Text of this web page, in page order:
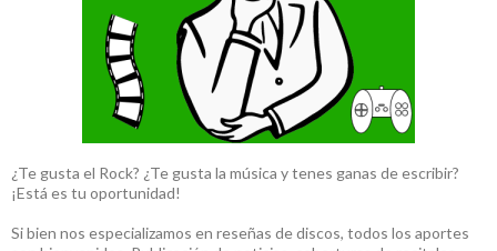
¿Te gusta el Rock? ¿Te gusta la música y tenes ganas de escribir?
¡Está es tu oportunidad!
Si bien nos especializamos en reseñas de discos, todos los aportes